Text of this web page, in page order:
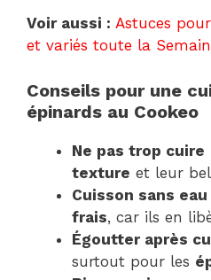
Voir aussi : Astuces
et variés toute la
Conseils pour une
épinards au Cookeo
Ne pas trop cuire
texture et leur
Cuisson sans eau
frais, car ils en
Égoutter après
surtout pour les